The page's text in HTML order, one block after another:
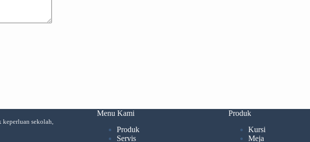
keperluan sekolah,
Menu Kami
Produk
Servis
Produk
Kursi
Meja